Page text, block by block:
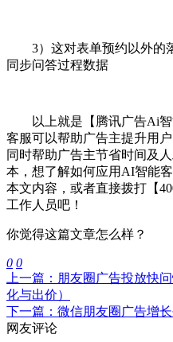
3）这对表单预约以外的
同步问答过程数据
以上就是【腾讯广告Ai
客服可以帮助广告主提升用
同时帮助广告主节省时间及
本，想了解如何应用AI智能
本文内容，或者直接拨打【
工作人员吧！
你觉得这篇文章怎么样？
0 0
上一篇：朋友圈广告投放快
化与出价）
下一篇：微信朋友圈广告增
网友评论